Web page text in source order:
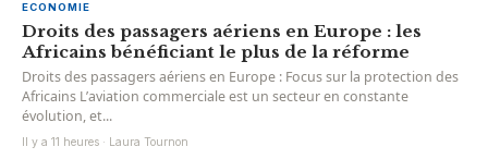
ECONOMIE
Droits des passagers aériens en Europe : les
Africains bénéficiant le plus de la réforme
Droits des passagers aériens en Europe : Focus sur la protection des
Africains L’aviation commerciale est un secteur en constante
évolution, et...
Il y a 11 heures · Laura Tournon